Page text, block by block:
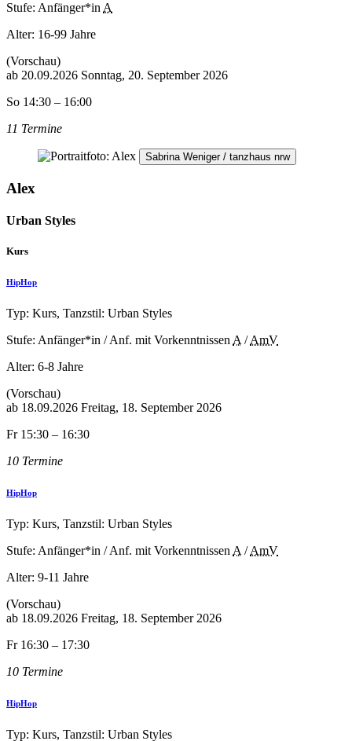
Stufe: Anfänger*in A
Alter: 16-99 Jahre
(Vorschau)
ab 20.09.2026 Sonntag, 20. September 2026
So 14:30 – 16:00
11 Termine
Sabrina Weniger / tanzhaus nrw
Alex
Urban Styles
Kurs
HipHop
Typ: Kurs, Tanzstil: Urban Styles
Stufe: Anfänger*in / Anf. mit Vorkenntnissen A /AmV
Alter: 6-8 Jahre
(Vorschau)
ab 18.09.2026 Freitag, 18. September 2026
Fr 15:30 – 16:30
10 Termine
HipHop
Typ: Kurs, Tanzstil: Urban Styles
Stufe: Anfänger*in / Anf. mit Vorkenntnissen A /AmV
Alter: 9-11 Jahre
(Vorschau)
ab 18.09.2026 Freitag, 18. September 2026
Fr 16:30 – 17:30
10 Termine
HipHop
Typ: Kurs, Tanzstil: Urban Styles